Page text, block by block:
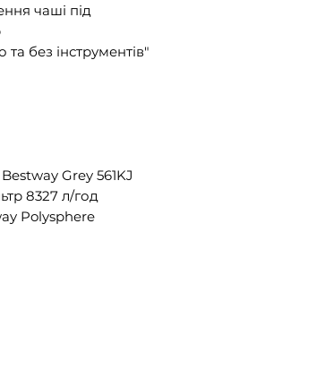
чаші під
без інструментів"
Grey 561KJ
8327 л/год
Polysphere